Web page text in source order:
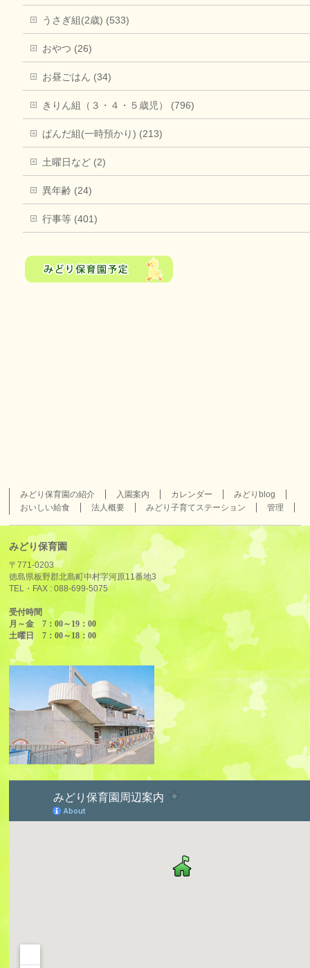
うさぎ組(2歳) (533)
おやつ (26)
お昼ごはん (34)
きりん組（３・４・５歳児） (796)
ぱんだ組(一時預かり) (213)
土曜日など (2)
異年齢 (24)
行事等 (401)
みどり保育園の紹介 入園案内 カレンダー
みどりblog
おいしい給食
法人概要 みどり子育てステーション 管理
みどり保育園
〒771-0203
徳島県板野郡北島町中村字河原11番地3
TEL・FAX :088-699-5075
受付時間
月～金 7：00～19：00
土曜日 7：00～18：00